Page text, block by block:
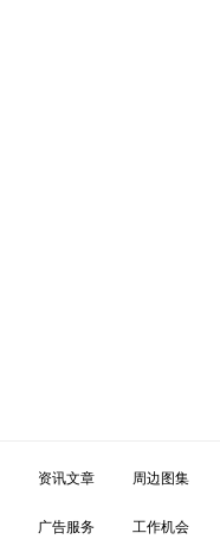
资讯文章 周边图集
广告服务 工作机会